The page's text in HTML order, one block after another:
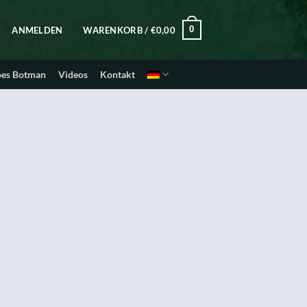
ANMELDEN WARENKORB / €0,00 0
Botman Videos Kontakt